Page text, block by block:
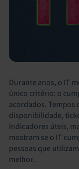
Durante anos, o IT
único critério: o
acordados. Tempos
disponibilidade,
indicadores úteis,
mostram se o IT
pessoas que
melhor.